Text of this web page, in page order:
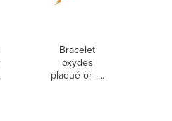
Bracelet
oxydes
plaqué or -...